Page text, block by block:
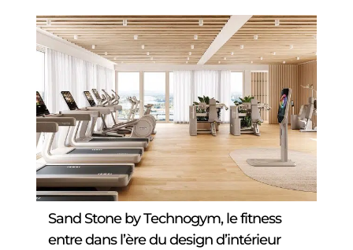
Sand Stone by Technogym, le fitness
entre dans l’ère du design d’intérieur